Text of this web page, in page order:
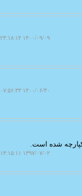
۱۴۰۰/۰۹/۰۹ ۲۳:۱۸:۱۴
۱۴۰۰/۰۶/۳۰ ۰۷:۵۶:۳۳
شده است.
۱۳۹۷/۰۷/۰۲ ۱۴:۱۵:۱۱